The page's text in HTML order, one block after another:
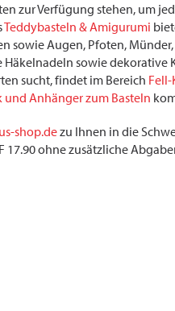
zur Verfügung stehen, um
Teddybasteln & Amigurumi
sowie Augen, Pfoten,
Häkelnadeln sowie dekorative
sucht, findet im Bereich Fell-
und Anhänger zum Basteln
shop.dezu Ihnen in die
17.90 ohne zusätzliche